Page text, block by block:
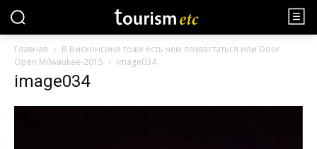
Главная
В Висконсине тоже есть чем похвастаться или Door
Open Milwaukee-2015
image034
image034